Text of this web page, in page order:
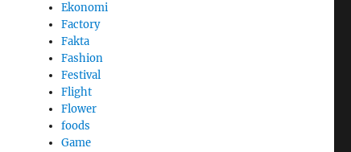
Ekonomi
Factory
Fakta
Fashion
Festival
Flight
Flower
foods
Game